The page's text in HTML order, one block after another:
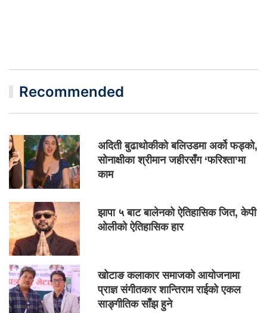
Recommended
अदिती बुढाथोकीको बलिउडमा अर्को फड्को,
सोनाक्षीका श्रीमान जहीरसँग ‘फरिश्ता’मा
काम
झापा ५ बाट बालेनको ऐतिहासिक जित, केपी
ओलीको ऐतिहासिक हार
खोटाङ कलाकार समाजको आयोजनामा
प्राज्ञ संगीतकार शान्तिराम राईको एकल
साङ्गीतिक साँझ हुने